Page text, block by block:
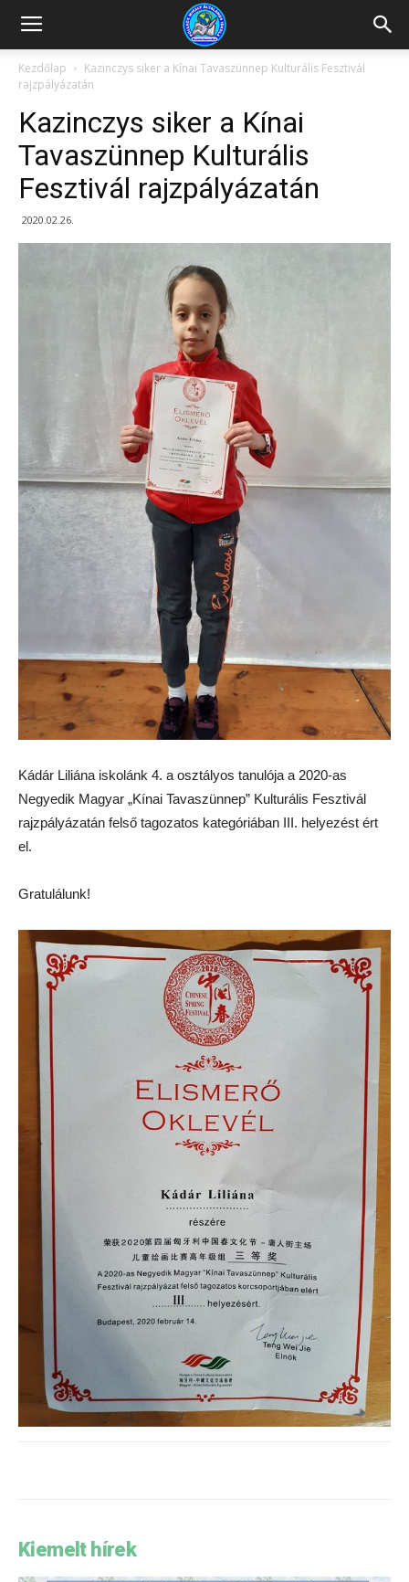
Kazincbarcikai
Pollack
Mihály
Kezdőlap
Kazinczys siker a Kínai Tavaszünnep Kulturális Fesztivál
rajzpályázatán
Kazinczys siker a Kínai
Tavaszünnep Kulturális
Fesztivál rajzpályázatán
2020.02.26.
Kádár Liliána iskolánk 4. a osztályos tanulója a 2020-as
Negyedik Magyar „Kínai Tavaszünnep” Kulturális Fesztivál
rajzpályázatán felső tagozatos kategóriában III. helyezést ért
el.
Gratulálunk!
Kiemelt hírek